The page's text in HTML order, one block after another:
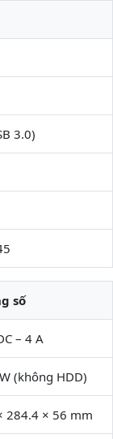
3.0)
số
– 4 A
(không HDD)
284.4 × 56 mm